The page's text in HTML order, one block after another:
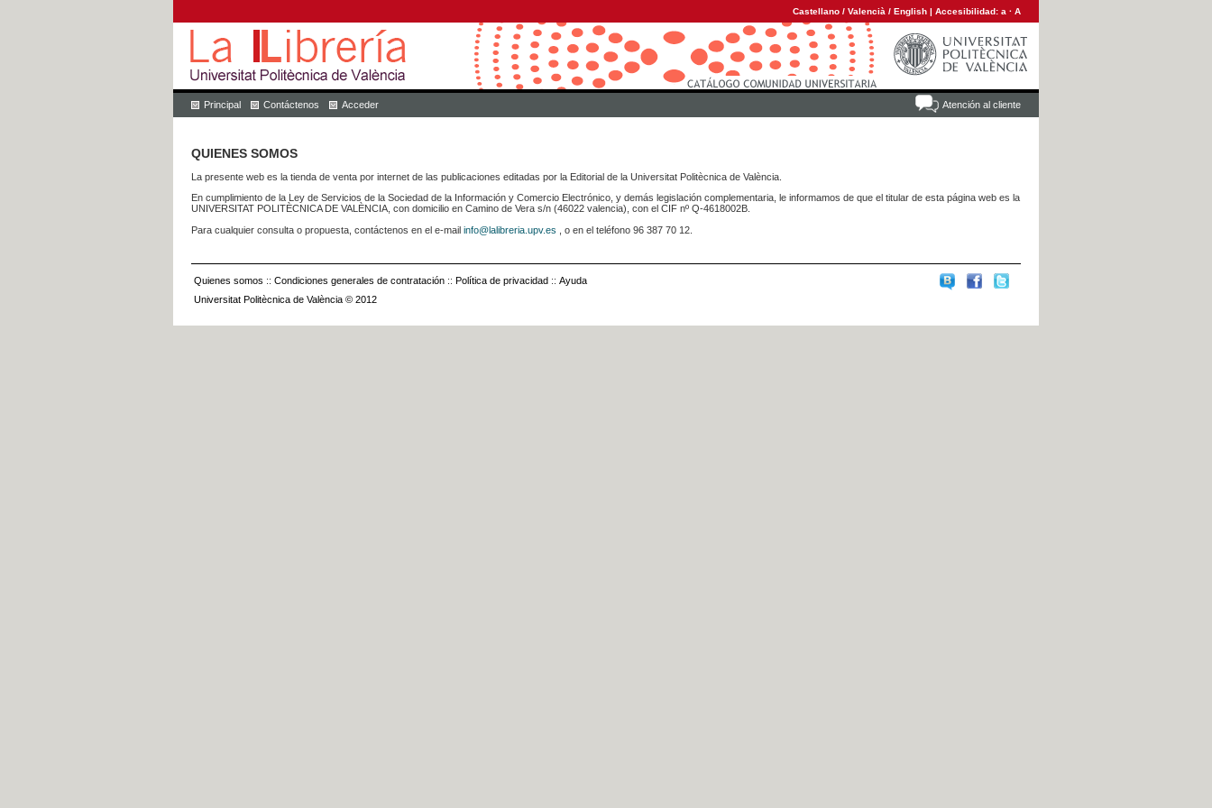
Castellano / Valencià / English | Accesibilidad: a · A
Atención al cliente
Principal Contáctenos Acceder
QUIENES SOMOS
La presente web es la tienda de venta por internet de las publicaciones editadas por la Editorial de la Universitat Politècnica de València.
En cumplimiento de la Ley de Servicios de la Sociedad de la Información y Comercio Electrónico, y demás legislación complementaria, le informamos de que el titular de esta página web es la
UNIVERSITAT POLITÈCNICA DE VALÈNCIA, con domicilio en Camino de Vera s/n (46022 valencia), con el CIF nº Q-4618002B.
Para cualquier consulta o propuesta, contáctenos en el e-mail info@lalibreria.upv.es , o en el teléfono 96 387 70 12.
Quienes somos :: Condiciones generales de contratación :: Política de privacidad :: Ayuda
Universitat Politècnica de València © 2012